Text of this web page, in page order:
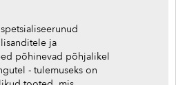
ja
põhinevad põhjalikel
- tulemuseks on